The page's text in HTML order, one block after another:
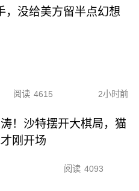
，没给美方留半点幻想
阅读 4615 2小时前
！沙特摆开大棋局，猫
刚开场
阅读 4093